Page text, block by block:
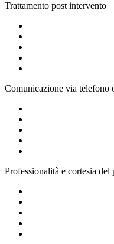
Trattamento post intervento
Comunicazione via telefono
Professionalità e cortesia del